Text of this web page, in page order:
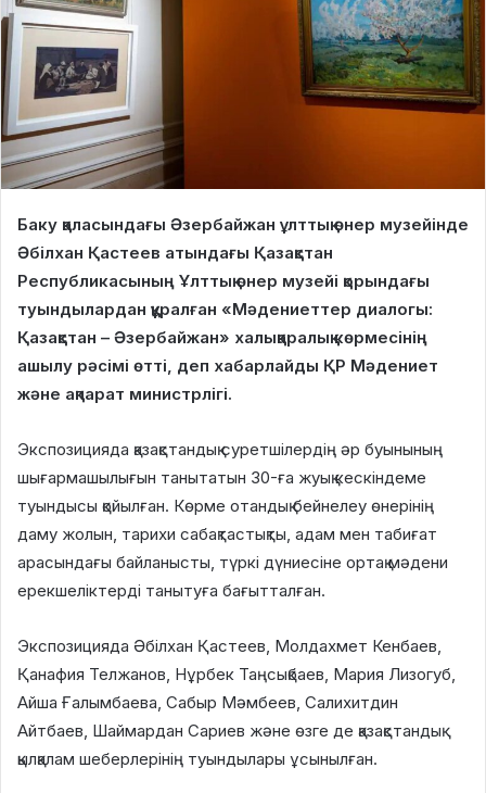
Баку қаласындағы Әзербайжан ұлттық өнер музейінде
Әбілхан Қастеев атындағы Қазақстан
Республикасының Ұлттық өнер музейі қорындағы
туындылардан құралған «Мәдениеттер диалогы:
Қазақстан – Әзербайжан» халықаралық көрмесінің
ашылу рәсімі өтті, деп хабарлайды ҚР Мәдениет
және ақпарат министрлігі.
Экспозицияда қазақстандық суретшілердің әр буынының
шығармашылығын танытатын 30-ға жуық кескіндеме
туындысы қойылған. Көрме отандық бейнелеу өнерінің
даму жолын, тарихи сабақтастықты, адам мен табиғат
арасындағы байланысты, түркі дүниесіне ортақ мәдени
ерекшеліктерді танытуға бағытталған.
Экспозицияда Әбілхан Қастеев, Молдахмет Кенбаев,
Қанафия Телжанов, Нұрбек Таңсықбаев, Мария Лизогуб,
Айша Ғалымбаева, Сабыр Мәмбеев, Салихитдин
Айтбаев, Шаймардан Сариев және өзге де қазақстандық
қылқалам шеберлерінің туындылары ұсынылған.